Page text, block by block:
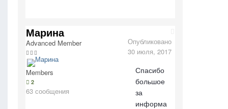
Марина
Advanced Member
Members
2
63 сообщения
Опубликовано
30 июля, 2017
Спасибо
большое
за
информа